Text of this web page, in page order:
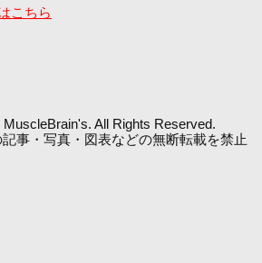
こちら
All Rights Reserved.
記事・写真・図表などの無断転載を禁止